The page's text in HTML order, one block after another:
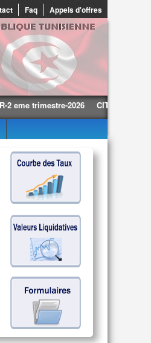
Faq Appels d'offres
trimestre-2026 CITY CARS-2 eme